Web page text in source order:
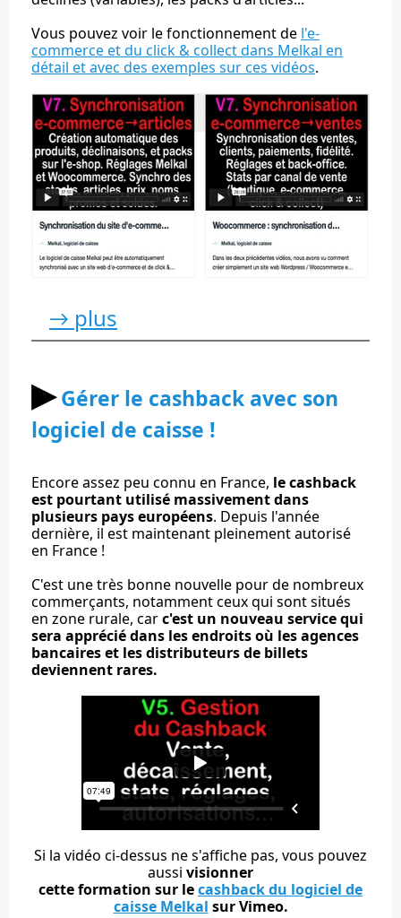
Vous pouvez voir le fonctionnement de l'e-
commerce et du click & collect dans Melkal en
détail et avec des exemples sur ces vidéos.
→ plus
▶︎ Gérer le cashback avec son
logiciel de caisse !
Encore assez peu connu en France, le cashback
est pourtant utilisé massivement dans
plusieurs pays européens. Depuis l'année
dernière, il est maintenant pleinement autorisé
en France !
C'est une très bonne nouvelle pour de nombreux
commerçants, notamment ceux qui sont situés
en zone rurale, carc'est un nouveau service qui
sera apprécié dans les endroits où les agences
bancaires et les distributeurs de billets
deviennent rares.
Si la vidéo ci-dessus ne s'affiche pas, vous pouvez
aussi visionner
cette formation sur lecashback du logiciel de
caisse Melkal sur Vimeo.